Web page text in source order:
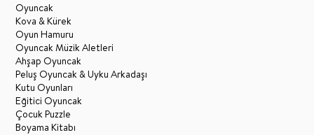
Oyuncak
Kova & Kürek
Oyun Hamuru
Oyuncak Müzik Aletleri
Ahşap Oyuncak
Peluş Oyuncak & Uyku Arkadaşı
Kutu Oyunları
Eğitici Oyuncak
Çocuk Puzzle
Boyama Kitabı